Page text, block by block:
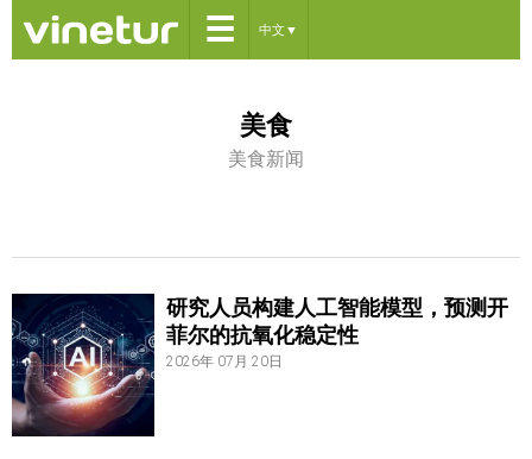
☰ 中文 ▼
美食
美食新闻
研究人员构建人工智能模型，预测开
菲尔的抗氧化稳定性
2026年 07月 20日